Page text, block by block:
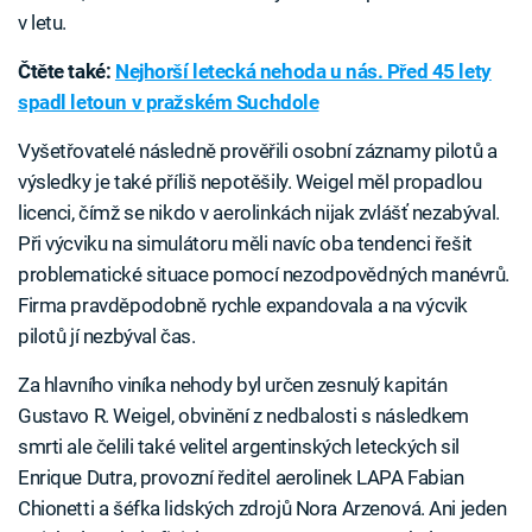
v letu.
Čtěte také: Nejhorší letecká nehoda u nás. Před 45 lety
spadl letoun v pražském Suchdole
Vyšetřovatelé následně prověřili osobní záznamy pilotů a
výsledky je také příliš nepotěšily. Weigel měl propadlou
licenci, čímž se nikdo v aerolinkách nijak zvlášť nezabýval.
Při výcviku na simulátoru měli navíc oba tendenci řešit
problematické situace pomocí nezodpovědných manévrů.
Firma pravděpodobně rychle expandovala a na výcvik
pilotů jí nezbýval čas.
Za hlavního viníka nehody byl určen zesnulý kapitán
Gustavo R. Weigel, obvinění z nedbalosti s následkem
smrti ale čelili také velitel argentinských leteckých sil
Enrique Dutra, provozní ředitel aerolinek LAPA Fabian
Chionetti a šéfka lidských zdrojů Nora Arzenová. Ani jeden